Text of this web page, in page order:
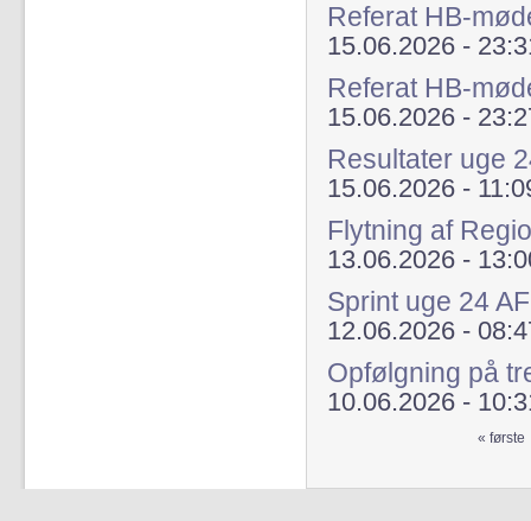
Referat HB-
15.06.2026 -
Referat HB-
15.06.2026 -
Resultater uge
15.06.2026 -
Flytning af
13.06.2026 -
Sprint uge 24
12.06.2026 -
Opfølgning på
10.06.2026 -
« første